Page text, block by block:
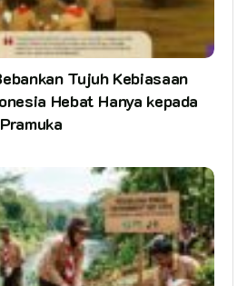
Tujuh Kebiasaan
Hebat Hanya kepada